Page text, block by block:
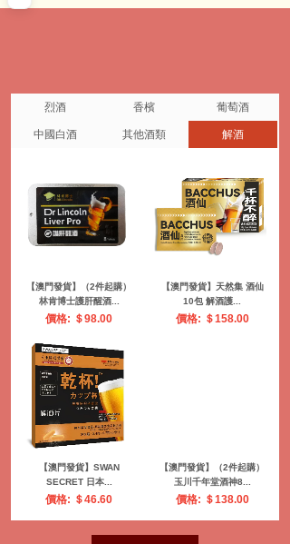
烈酒 香檳 葡萄酒
中國白酒 其他酒類 解酒
【澳門發貨】（2件起購）
林肯博士護肝醒酒...
價格: ＄98.00
【澳門發貨】天然集 酒仙
10包 解酒護...
價格: ＄158.00
【澳門發貨】SWAN
SECRET 日本...
價格: ＄46.60
【澳門發貨】（2件起購）
玉川千年堂酒神8...
價格: ＄138.00